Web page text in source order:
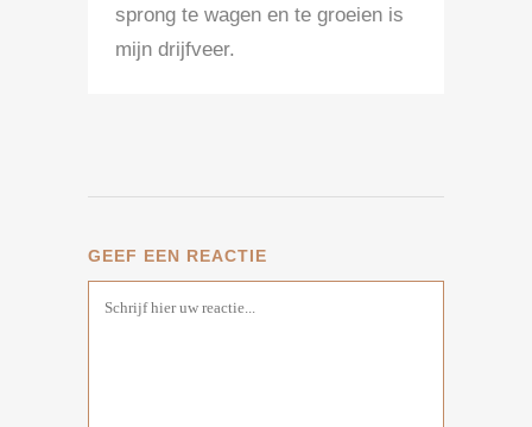
sprong te wagen en te groeien is
mijn drijfveer.
GEEF EEN REACTIE